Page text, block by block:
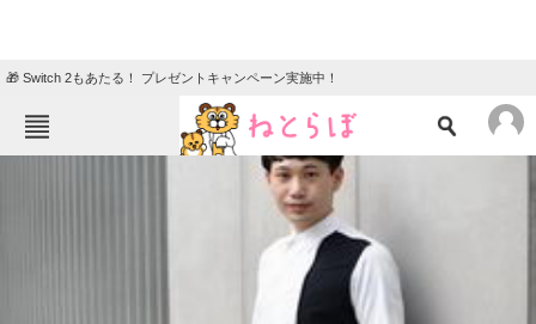
🎁 Switch 2もあたる！ プレゼントキャンペーン実施中！
ニュース
クイズ
地域